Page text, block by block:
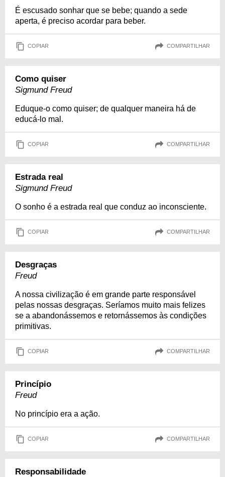
É escusado sonhar que se bebe; quando a sede
aperta, é preciso acordar para beber.
COPIAR COMPARTILHAR
Como quiser
Sigmund Freud
Eduque-o como quiser; de qualquer maneira há de
educá-lo mal.
COPIAR COMPARTILHAR
Estrada real
Sigmund Freud
O sonho é a estrada real que conduz ao inconsciente.
COPIAR COMPARTILHAR
Desgraças
Freud
A nossa civilização é em grande parte responsável
pelas nossas desgraças. Seríamos muito mais felizes
se a abandonássemos e retornássemos às condições
primitivas.
COPIAR COMPARTILHAR
Princípio
Freud
No princípio era a ação.
COPIAR COMPARTILHAR
Responsabilidade